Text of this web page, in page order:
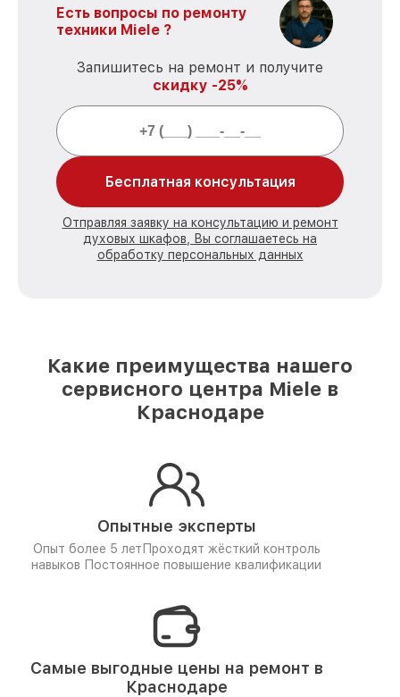
Есть вопросы по ремонту
техники Miele ?
Запишитесь на ремонт и получите
скидку -25%
Бесплатная консультация
Отправляя заявку на консультацию и ремонт
духовых шкафов, Вы соглашаетесь на
обработку персональных данных
Какие преимущества нашего
сервисного центра Miele в
Краснодаре
Опытные эксперты
Опыт более 5 лет Проходят жёсткий контроль
навыков Постоянное повышение квалификации
Самые выгодные цены на ремонт в
Краснодаре